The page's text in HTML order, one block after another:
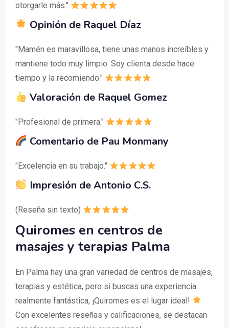
otorgarle más."
Opinión de Raquel Díaz
"Mamén es maravillosa, tiene unas manos increíbles y
mantiene todo muy limpio. Soy clienta desde hace
tiempo y la recomiendo."
Valoración de Raquel Gomez
"Profesional de primera."
Comentario de Pau Monmany
"Excelencia en su trabajo."
Impresión de Antonio C.S.
(Reseña sin texto)
Quiromes en centros de
masajes y terapias Palma
En Palma hay una gran variedad de centros de masajes,
terapias y estética, pero si buscas una experiencia
realmente fantástica, ¡Quiromes es el lugar ideal!
Con excelentes reseñas y calificaciones, se destacan